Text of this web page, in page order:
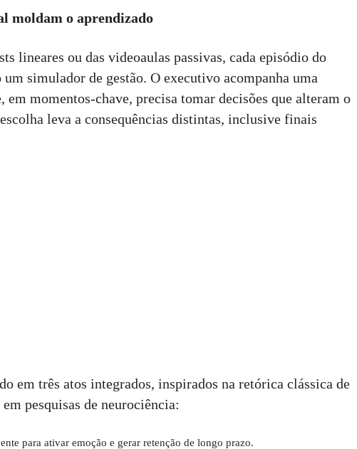
moldam o aprendizado
lineares ou das videoaulas passivas, cada episódio do
simulador de gestão. O executivo acompanha uma
em momentos-chave, precisa tomar decisões que alteram o
leva a consequências distintas, inclusive finais
em três atos integrados, inspirados na retórica clássica de
pesquisas de neurociência:
para ativar emoção e gerar retenção de longo prazo.